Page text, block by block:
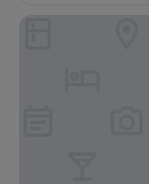
Bewertungen)